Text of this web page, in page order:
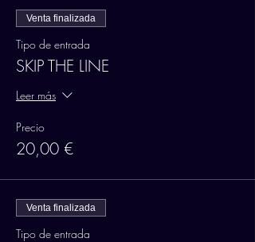
Venta finalizada
Tipo de entrada
SKIP THE LINE
Leer más
Precio
20,00 €
Venta finalizada
Tipo de entrada